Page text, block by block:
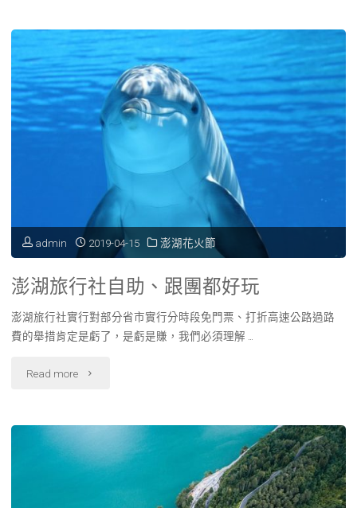
admin 2019-04-15 澎湖花火節
澎湖旅行社自助、跟團都好玩
澎湖旅行社實行對部分省市實行分時段免門票、打折高速公路過路
費的舉措肯定是虧了，是虧是賺，我們必須理解 …
Read more "澎
行